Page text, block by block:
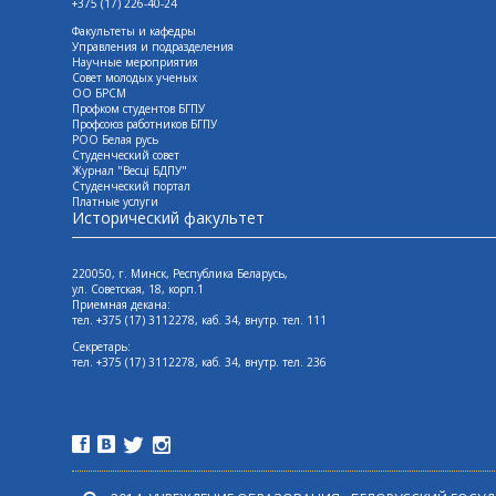
+375 (17) 226-40-24
Факультеты и кафедры
Управления и подразделения
Научные мероприятия
Совет молодых ученых
ОО БРСМ
Профком студентов БГПУ
Профсоюз работников БГПУ
РОО Белая русь
Студенческий совет
Журнал "Весцi БДПУ"
Студенческий портал
Платные услуги
Исторический факультет
220050, г. Минск, Республика Беларусь,
ул. Советская, 18, корп.1
Приемная декана:
тел. +375 (17) 3112278, каб. 34, внутр. тел. 111
Секретарь:
тел. +375 (17) 3112278, каб. 34, внутр. тел. 236